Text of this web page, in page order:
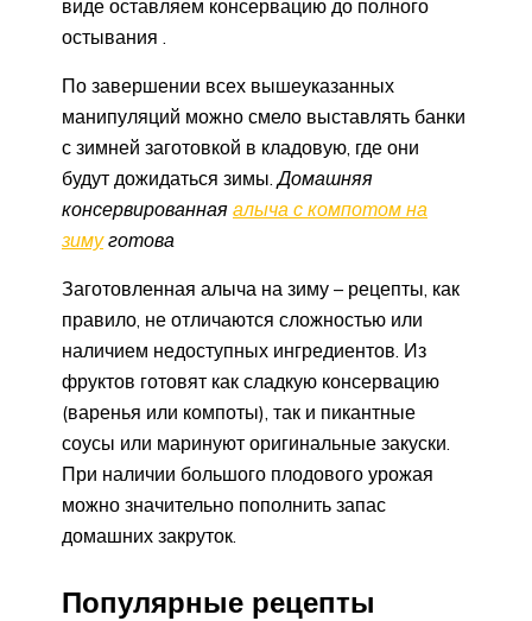
виде оставляем консервацию до полного
остывания .
По завершении всех вышеуказанных
манипуляций можно смело выставлять банки
с зимней заготовкой в кладовую, где они
будут дожидаться зимы.Домашняя
консервированная алыча с компотом на
зимуготова
Заготовленная алыча на зиму – рецепты, как
правило, не отличаются сложностью или
наличием недоступных ингредиентов. Из
фруктов готовят как сладкую консервацию
(варенья или компоты), так и пикантные
соусы или маринуют оригинальные закуски.
При наличии большого плодового урожая
можно значительно пополнить запас
домашних закруток.
Популярные рецепты